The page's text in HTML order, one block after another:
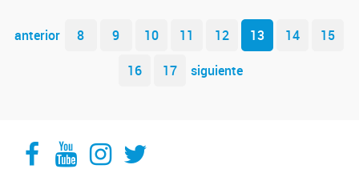
Navegador de artículos
anterior 8 9 10 11 12 13 14
15
16
17 siguiente
Facebook
YouTube
Instagram
Twitter